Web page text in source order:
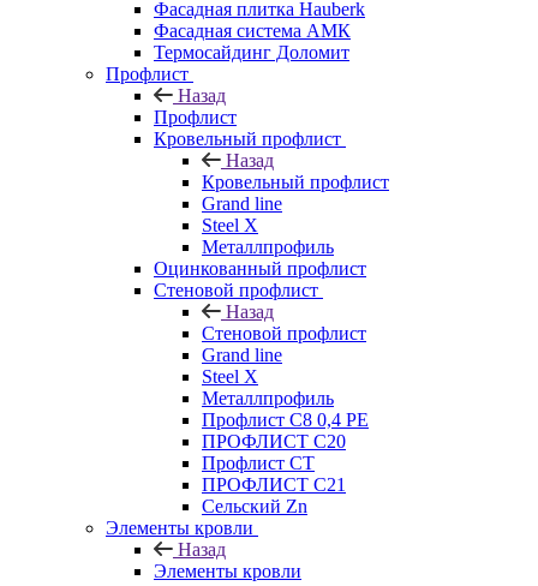
Фасадная плитка Hauberk
Фасадная система АМК
Термосайдинг Доломит
Профлист
Назад
Профлист
Кровельный профлист
Назад
Кровельный профлист
Grand line
Steel X
Металлпрофиль
Оцинкованный профлист
Стеновой профлист
Назад
Стеновой профлист
Grand line
Steel X
Металлпрофиль
Профлист С8 0,4 РЕ
ПРОФЛИСТ С20
Профлист СТ
ПРОФЛИСТ С21
Сельский Zn
Элементы кровли
Назад
Элементы кровли